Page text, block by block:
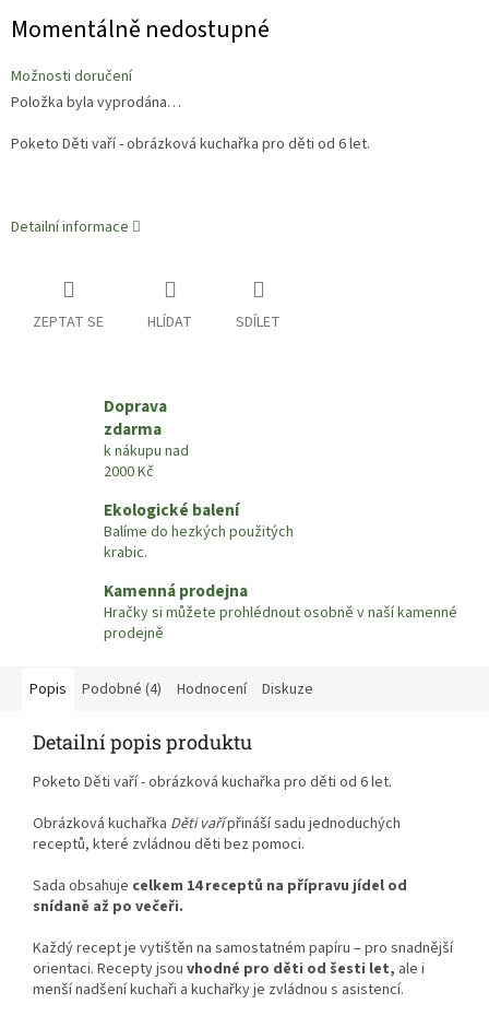
cena:
Momentálně nedostupné
Možnosti doručení
Položka byla vyprodána…
Poketo Děti vaří - obrázková kuchařka pro děti od 6 let.
Detailní informace
ZEPTAT SE HLÍDAT SDÍLET
Doprava
zdarma
k nákupu nad
2000 Kč
Ekologické balení
Balíme do hezkých použitých
krabic.
Kamenná prodejna
Hračky si můžete prohlédnout osobně v naší kamenné
prodejně
Popis Podobné (4) Hodnocení Diskuze
Detailní popis produktu
Poketo Děti vaří - obrázková kuchařka pro děti od 6 let.
Obrázková kuchařka Děti vařípřináší sadu jednoduchých
receptů, které zvládnou děti bez pomoci.
Sada obsahuje celkem 14 receptů na přípravu jídel od
snídaně až po večeři.
Každý recept je vytištěn na samostatném papíru – pro snadnější
orientaci. Recepty jsou vhodné pro děti od šesti let, ale i
menší nadšení kuchaři a kuchařky je zvládnou s asistencí.